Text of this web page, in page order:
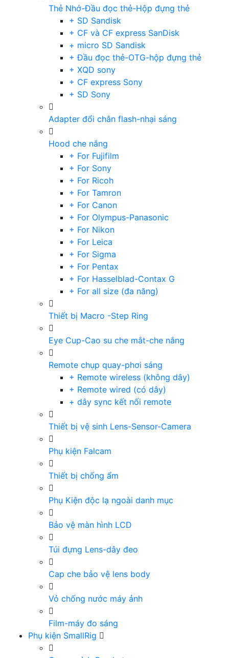
Thẻ Nhớ-Đầu đọc thẻ-Hộp đựng thẻ
+ SD Sandisk
+ CF và CF express SanDisk
+ micro SD Sandisk
+ Đầu đọc thẻ-OTG-hộp đựng thẻ
+ XQD sony
+ CF express Sony
+ SD Sony
Adapter đổi chân flash-nhại sáng
Hood che nắng
+ For Fujifilm
+ For Sony
+ For Ricoh
+ For Tamron
+ For Canon
+ For Olympus-Panasonic
+ For Nikon
+ For Leica
+ For Sigma
+ For Pentax
+ For Hasselblad-Contax G
+ For all size (đa năng)
Thiết bị Macro -Step Ring
Eye Cup-Cao su che mắt-che nắng
Remote chụp quay-phơi sáng
+ Remote wireless (không dây)
+ Remote wired (có dây)
+ dây sync kết nối remote
Thiết bị vệ sinh Lens-Sensor-Camera
Phụ kiện Falcam
Thiết bị chống ẩm
Phụ Kiện độc lạ ngoài danh mục
Bảo vệ màn hình LCD
Túi đựng Lens-dây đeo
Cap che bảo vệ lens body
Vỏ chống nước máy ảnh
Film-máy đo sáng
Phụ kiện SmallRig